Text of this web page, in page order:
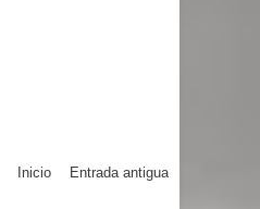
Entrada antigua
Inicio